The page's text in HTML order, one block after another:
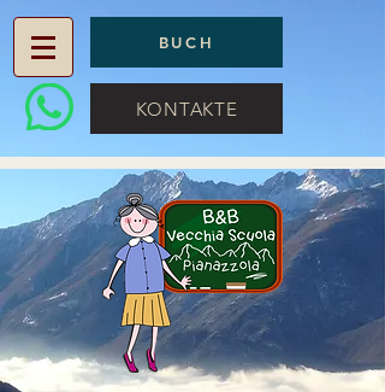
BUCH
KONTAKTE